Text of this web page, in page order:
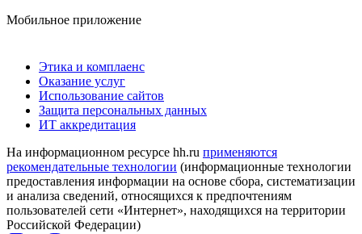
Мобильное приложение
Этика и комплаенс
Оказание услуг
Использование сайтов
Защита персональных данных
ИТ аккредитация
На информационном ресурсе hh.ru применяются
рекомендательные технологии (информационные технологии
предоставления информации на основе сбора, систематизации
и анализа сведений, относящихся к предпочтениям
пользователей сети «Интернет», находящихся на территории
Российской Федерации)